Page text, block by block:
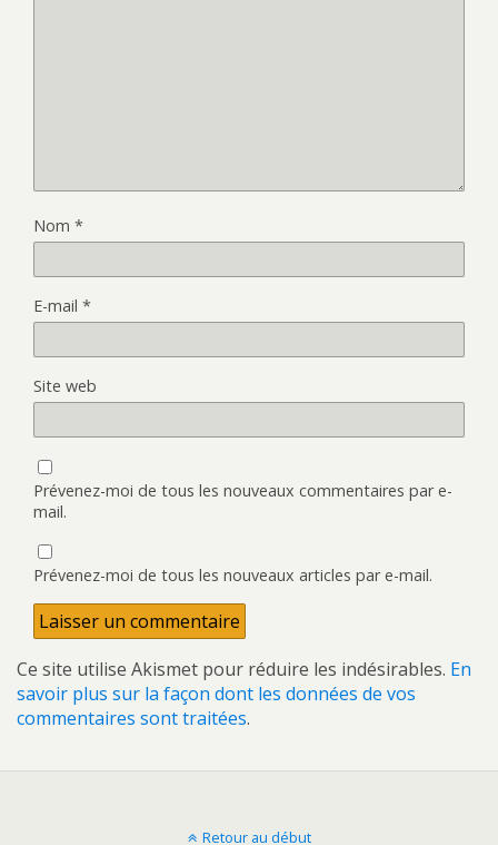
Nom *
E-mail *
Site web
Prévenez-moi de tous les nouveaux commentaires par e-
mail.
Prévenez-moi de tous les nouveaux articles par e-mail.
Ce site utilise Akismet pour réduire les indésirables. En
savoir plus sur la façon dont les données de vos
commentaires sont traitées.
Retour au début